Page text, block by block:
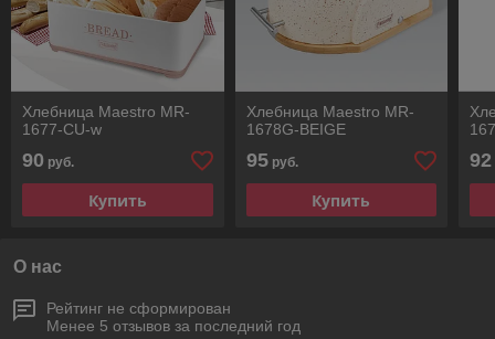
Хлебница Maestro MR-
1677-CU-w
90 руб.
Купить
Хлебница Maestro MR-
1678G-BEIGE
95руб.
Купить
92
О нас
Рейтинг не сформирован
Менее 5 отзывов за последний год